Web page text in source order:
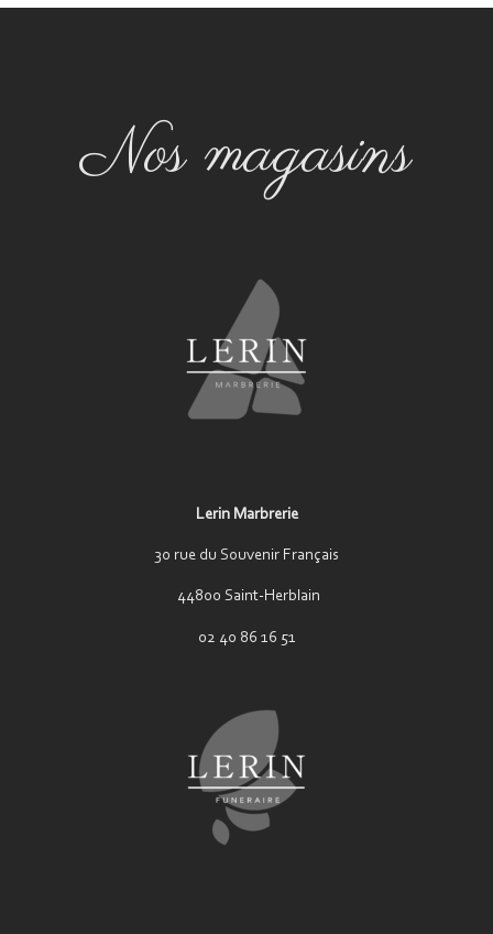
Nos magasins
Lerin Marbrerie
30 rue du Souvenir Français
44800 Saint-Herblain
02 40 86 16 51